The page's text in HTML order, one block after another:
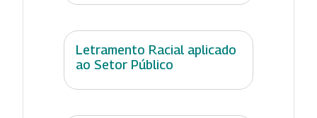
Letramento Racial aplicado
ao Setor Público